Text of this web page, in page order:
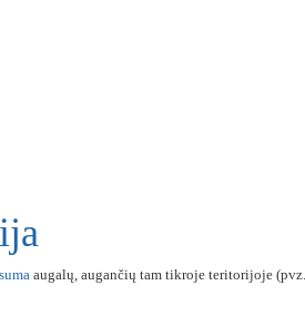
augalų, augančių tam tikroje teritorijoje